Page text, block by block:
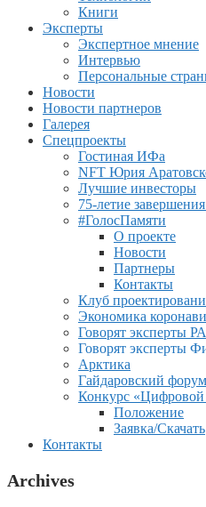
Книги
Эксперты
Экспертное мнение
Интервью
Персональные
Новости
Новости партнеров
Галерея
Спецпроекты
Гостиная ИФа
NFT Юрия
Лучшие инвесторы
75-летие
#ГолосПамяти
О проекте
Новости
Партнеры
Контакты
Клуб
Экономика
Говорят эксперты
Говорят эксперты
Арктика
Гайдаровский форум
Конкурс
Положение
Заявка/Скачать
Контакты
Archives